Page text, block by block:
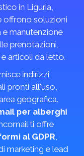
in Liguria,
offrono soluzioni
e manutenzione
prenotazioni,
articoli da letto.
indirizzi
pronti all'uso,
geografica.
per alberghi
ti offre
al GDPR,
marketing e lead